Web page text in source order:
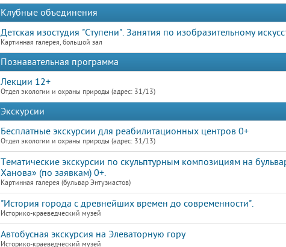
Клубные объединения
Детская изостудия "Ступени". Занятия по изобразительному
Картинная галерея, большой зал
Познавательная программа
Лекции 12+
Отдел экологии и охраны природы (адрес: 31/13)
Экскурсии
Бесплатные экскурсии для реабилитационных центров 0+
Отдел экологии и охраны природы (адрес: 31/13)
Тематические экскурсии по скульптурным композициям на
Ханова» (по заявкам) 0+.
Картинная галерея (бульвар Энтузиастов)
"История города с древнейших времен до современности".
Историко-краеведческий музей
Автобусная экскурсия на Элеваторную гору
Историко-краеведческий музей